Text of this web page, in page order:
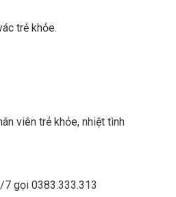
trẻ khỏe.
viên trẻ khỏe, nhiệt tình
7 gọi 0383.333.313